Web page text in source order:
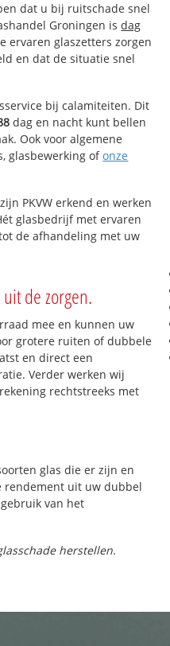
dat u bij ruitschade snel
Groningen isdag
ervaren glaszetters zorgen
en dat de situatie snel
bij calamiteiten. Dit
dag en nacht kunt bellen
Ook voor algemene
glasbewerking ofonze
PKVW erkend en werken
glasbedrijf met ervaren
de afhandeling met uw
de zorgen.
mee en kunnen uw
grotere ruiten of dubbele
en direct een
Verder werken wij
rechtstreeks met
glas die er zijn en
rendement uit uw dubbel
van het
herstellen.